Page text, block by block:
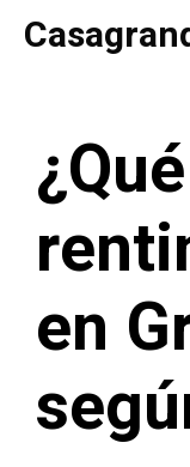
Saltar
en